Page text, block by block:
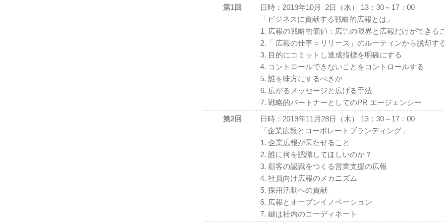
第1回
日時：2019年10月 2日（水） 13：30～17：00
「ビジネスに貢献する戦略的広報とは」
1. 広報の戦略的価値：広告の限界と広報だけができる
2.「 広報の仕事＝リリース」のルーティンから脱却す
3. 目的にコミットし達成指標を明確にする
4. コントロールできないことをコントロールする
5. 誰を味方にするべきか
6. 広がるメッセージと広げる手法
7. 戦略的パートナーとしてのPR エージェンシー
第2回
日時：2019年11月28日（木） 13：30～17：00
「企業広報とコーポレートブランディング」
1. 企業広報が果たせること
2. 誰に何を認識してほしいのか？
3. 顧客の認識をつくる営業支援の広報
4. 社員向け広報のメカニズム
5. 採用活動への貢献
6. 広報とオープンイノベーション
7. 鍵は社内のコーディネート